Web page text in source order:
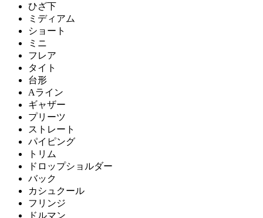
ひざ下
ミディアム
ショート
ミニ
フレア
タイト
台形
Aライン
ギャザー
プリーツ
ストレート
パイピング
トリム
ドロップショルダー
バック
カシュクール
フリンジ
ドルマン